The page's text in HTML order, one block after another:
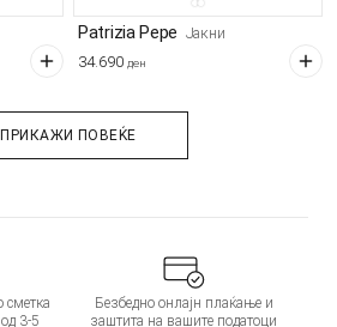
Patrizia Pepe Јакни
34.690 ден
ПРИКАЖИ ПОВЕЌЕ
сметка
3-5
Безбедно онлајн плаќање и
заштита на вашите податоци